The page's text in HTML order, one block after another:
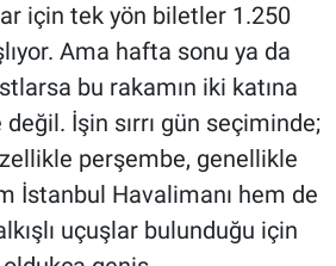
için tek yön biletler 1.250
Ama hafta sonu ya da
bu rakamın iki katına
değil. İşin sırrı gün seçiminde;
perşembe, genellikle
İstanbul Havalimanı hem de
uçuşlar bulunduğu için